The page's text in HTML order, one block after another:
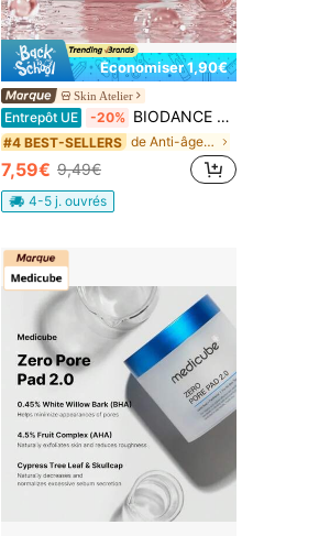
Économiser 1,90€
Skin Atelier
Entrepôt UE -20% BIODANCE BIO COLLAGEN REAL DEEP MASK 4*34G
#4 BEST-SELLERS de Anti-âge Masques faciaux
7,59€ 9,49€
4-5 j. ouvrés